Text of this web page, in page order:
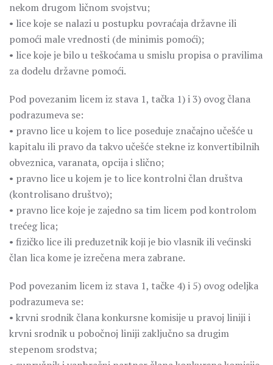
nekom drugom ličnom svojstvu;
• lice koje se nalazi u postupku povraćaja državne ili
pomoći male vrednosti (de minimis pomoći);
• lice koje je bilo u teškoćama u smislu propisa o pravilima
za dodelu državne pomoći.
Pod povezanim licem iz stava 1, tačka 1) i 3) ovog člana
podrazumeva se:
• pravno lice u kojem to lice poseduje značajno učešće u
kapitalu ili pravo da takvo učešće stekne iz konvertibilnih
obveznica, varanata, opcija i slično;
• pravno lice u koјem je to lice kontrolni član društva
(kontrolisano društvo);
• pravno lice koje je zajedno sa tim licem pod kontrolom
trećeg lica;
• fizičko lice ili preduzetnik koji je bio vlasnik ili većinski
član lica kome je izrečena mera zabrane.
Pod povezanim licem iz stava 1, tačke 4) i 5) ovog odeljka
podrazumeva se:
• krvni srodnik člana konkursne komisije u pravoj liniji i
krvni srodnik u pobočnoj liniji zaključno sa drugim
stepenom srodstva;